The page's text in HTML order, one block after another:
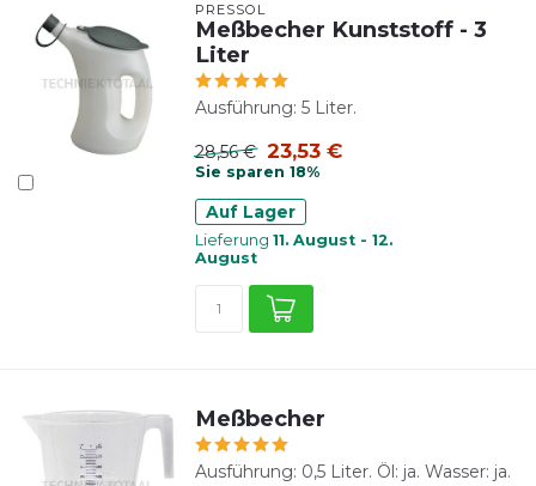
PRESSOL
Meßbecher Kunststoff - 3
Liter
Ausführung: 5 Liter.
28,56 € 23,53 €
Sie sparen 18%
Auf Lager
Lieferung 11. August - 12.
August
Meßbecher
Ausführung: 0,5 Liter. Öl: ja. Wasser: ja.